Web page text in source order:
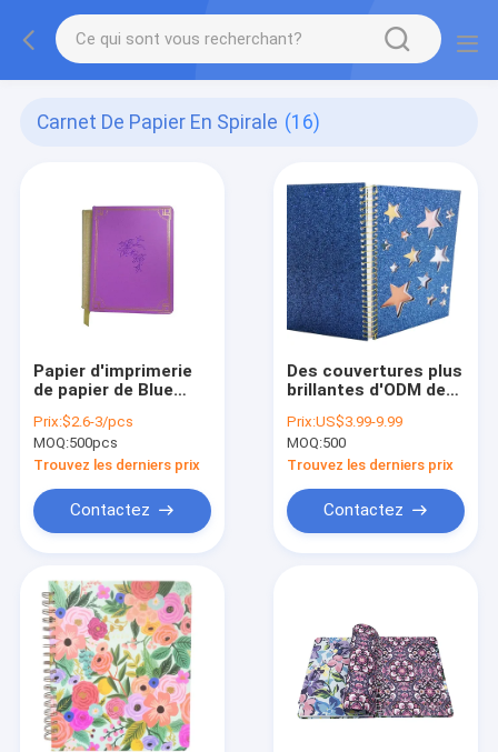
Carnet De Papier En Spirale (16)
Papier d'imprimerie
de papier de Blue
professeur d'ordre
du jour de carnet de
spirale de la grille B5
196*260 millimètre
Prix:$2.6-3/pcs
MOQ:500pcs
Trouvez les derniers prix
Contactez
Des couvertures plus
brillantes d'ODM de
carnet d'obligatoire
en spirale de disque
de livre à couverture
dure de C1S
Prix:US$3.99-9.99
MOQ:500
Trouvez les derniers prix
Contactez